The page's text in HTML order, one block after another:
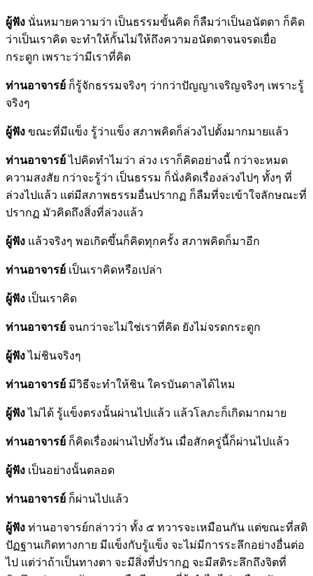
ผู้ฟัง นั่นหมายความว่า เป็นธรรมขั้นคิด ก็ลืมว่าเป็นอนัตตา ก็คิด
ว่าเป็นเราคิด จะทำให้กั้นไม่ให้ถึงความอนัตตาจนจรดเยื่อ
กระดูก เพราะว่ามีเราที่คิด
ท่านอาจารย์ ก็รู้จักธรรมจริงๆ ว่ากว่าปัญญาเจริญจริงๆ เพราะรู้
จริงๆ
ผู้ฟัง ขณะที่มีแข็ง รู้ว่าแข็ง สภาพคิดก็ล่วงไปตั้งมากมายแล้ว
ท่านอาจารย์ไปคิดทำไมว่า ล่วง เราก็คิดอย่างนี้ กว่าจะหมด
ความสงสัย กว่าจะรู้ว่า เป็นธรรม ก็นั่งคิดเรื่องล่วงไปๆ ทั้งๆ ที่
ล่วงไปแล้ว แต่มีสภาพธรรมอื่นปรากฏ ก็ลืมที่จะเข้าใจลักษณะที่
ปรากฏ มัวคิดถึงสิ่งที่ล่วงแล้ว
ผู้ฟัง แล้วจริงๆ พอเกิดขึ้นก็คิดทุกครั้ง สภาพคิดก็มาอีก
ท่านอาจารย์ เป็นเราคิดหรือเปล่า
ผู้ฟัง เป็นเราคิด
ท่านอาจารย์ จนกว่าจะไม่ใช่เราที่คิด ยังไม่จรดกระดูก
ผู้ฟังไม่ชินจริงๆ
ท่านอาจารย์ มีวิธีจะทำให้ชิน ใครบันดาลได้ไหม
ผู้ฟังไม่ได้ รู้แข็งตรงนั้นผ่านไปแล้ว แล้วโลภะก็เกิดมากมาย
ท่านอาจารย์ ก็คิดเรื่องผ่านไปทั้งวัน เมื่อสักครู่นี้ก็ผ่านไปแล้ว
ผู้ฟัง เป็นอย่างนั้นตลอด
ท่านอาจารย์ ก็ผ่านไปแล้ว
ผู้ฟัง ท่านอาจารย์กล่าวว่า ทั้ง ๕ ทวารจะเหมือนกัน แต่ขณะที่สติ
ปัฏฐานเกิดทางกาย มีแข็งกับรู้แข็ง จะไม่มีการระลึกอย่างอื่นต่อ
ไป แต่ว่าถ้าเป็นทางตา จะมีสิ่งที่ปรากฏ จะมีสติระลึกถึงจิตที่